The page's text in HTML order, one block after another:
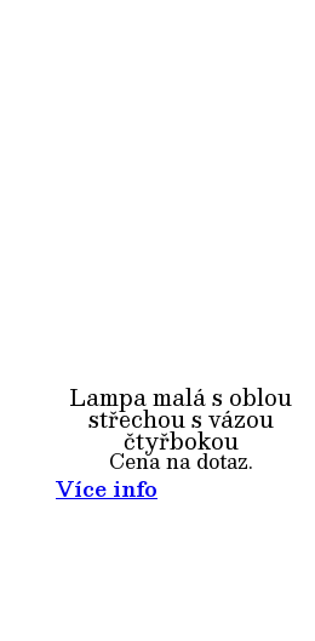
Lampa malá s oblou
střechou s vázou
čtyřbokou
Cena na dotaz.
Více info